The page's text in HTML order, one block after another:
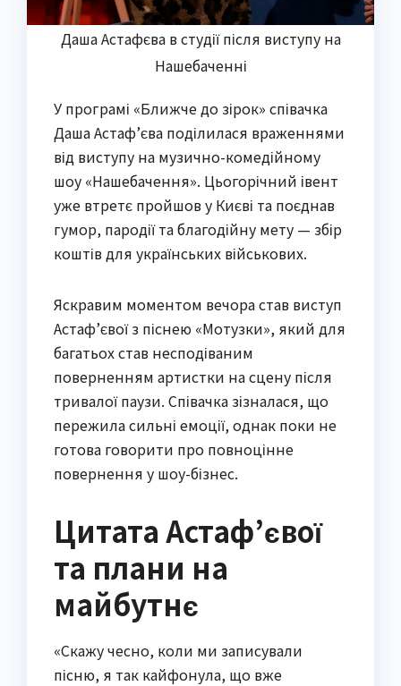
Даша Астафєва в студії після виступу на
Нашебаченні
У програмі «Ближче до зірок» співачка
Даша Астаф’єва поділилася враженнями
від виступу на музично-комедійному
шоу «Нашебачення». Цьогорічний івент
уже втретє пройшов у Києві та поєднав
гумор, пародії та благодійну мету — збір
коштів для українських військових.
Яскравим моментом вечора став виступ
Астаф’євої з піснею «Мотузки», який для
багатьох став несподіваним
поверненням артистки на сцену після
тривалої паузи. Співачка зізналася, що
пережила сильні емоції, однак поки не
готова говорити про повноцінне
повернення у шоу-бізнес.
Цитата Астаф’євої
та плани на
майбутнє
«Скажу чесно, коли ми записували
пісню, я так кайфонула, що вже